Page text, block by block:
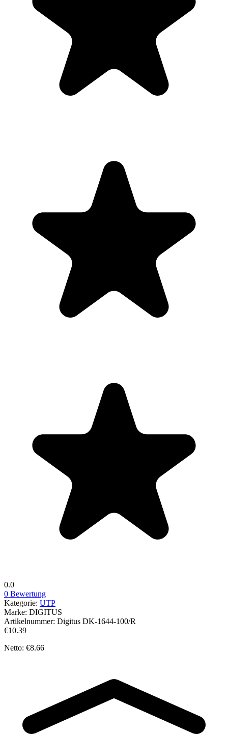
0.0
0 Bewertung
Kategorie: UTP
Marke: DIGITUS
Artikelnummer: Digitus DK-1644-100/R
€10.39
Netto: €8.66